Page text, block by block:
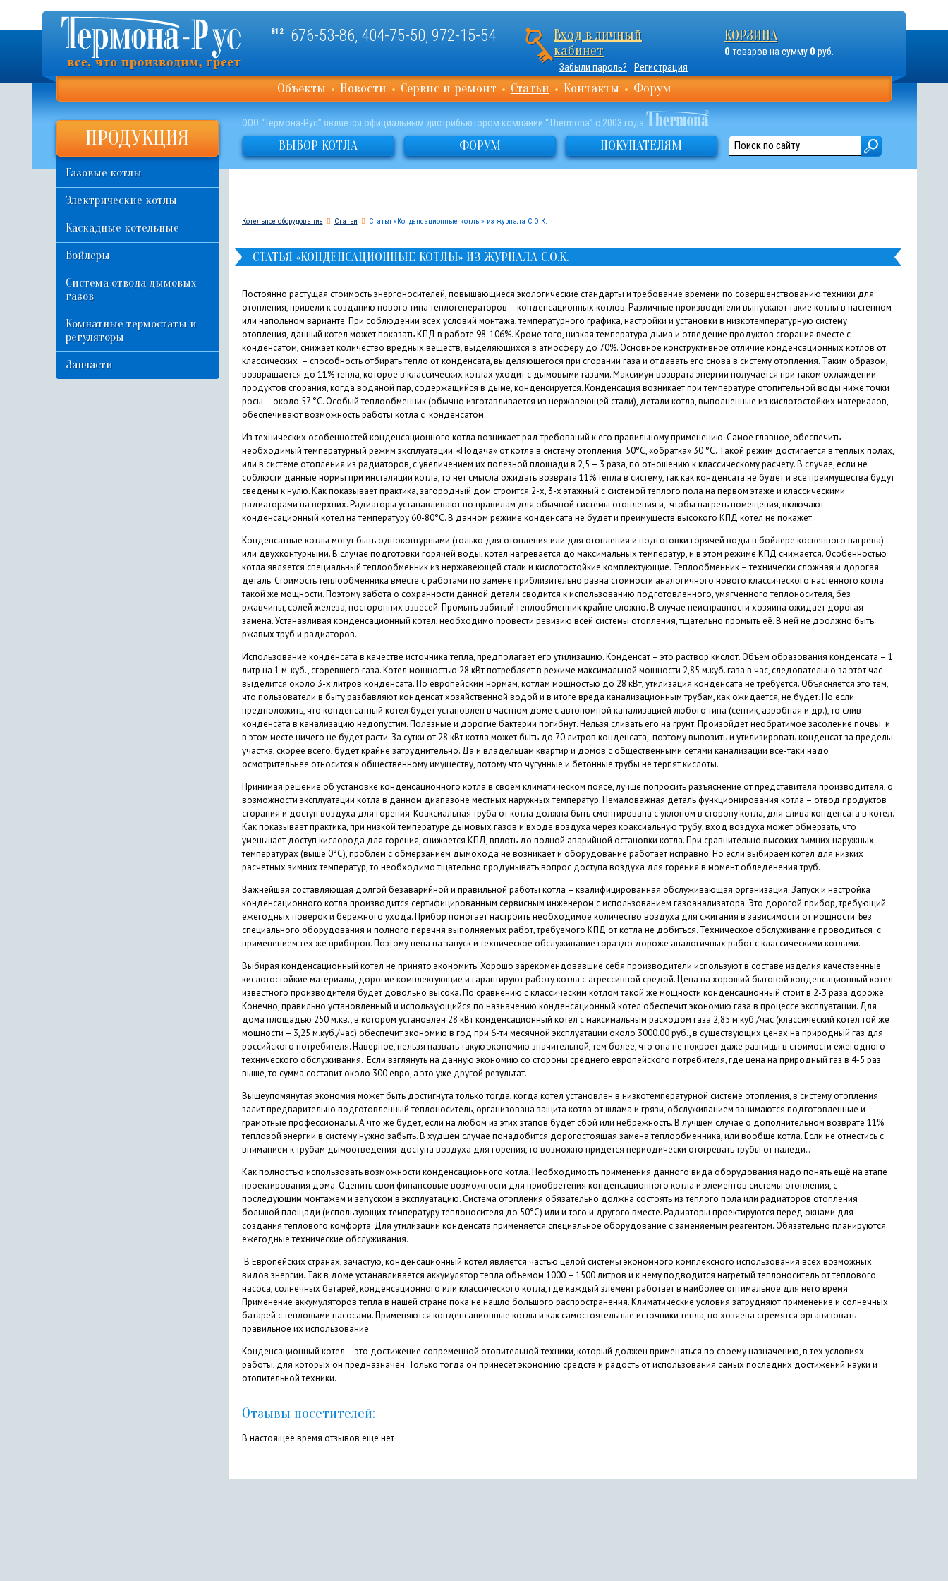
812 676-53-86, 404-75-50, 972-15-54
Вход в личный
кабинет
Регистрация
Забыли пароль?
КОРЗИНА
0 товаров на сумму 0 руб.
Объекты Новости Сервис и ремонт Статьи Контакты Форум
ООО “Термона-Рус” является официальным дистрибьютором компании “Thermona” с 2003 года
ВЫБОР КОТЛА ФОРУМ ПОКУПАТЕЛЯМ
ПРОДУКЦИЯ
Газовые котлы
Электрические котлы
Каскадные котельные
Бойлеры
Система отвода дымовых
газов
Комнатные термостаты и
регуляторы
Запчасти
Котельное оборудование Статьи Статья «Конденсационные котлы» из журнала С.О.К.
СТАТЬЯ «КОНДЕНСАЦИОННЫЕ КОТЛЫ» ИЗ ЖУРНАЛА С.О.К.
Постоянно растущая стоимость энергоносителей, повышающиеся экологические стандарты и требование времени по совершенствованию техники для
отопления, привели к созданию нового типа теплогенераторов – конденсационных котлов. Различные производители выпускают такие котлы в настенном
или напольном варианте. При соблюдении всех условий монтажа, температурного графика, настройки и установки в низкотемпературную систему
отопления, данный котел может показать КПД в работе 98-106%. Кроме того, низкая температура дыма и отведение продуктов сгорания вместе с
конденсатом, снижает количество вредных веществ, выделяющихся в атмосферу до 70%. Основное конструктивное отличие конденсационных котлов от
классических – способность отбирать тепло от конденсата, выделяющегося при сгорании газа и отдавать его снова в систему отопления. Таким образом,
возвращается до 11% тепла, которое в классических котлах уходит с дымовыми газами. Максимум возврата энергии получается при таком охлаждении
продуктов сгорания, когда водяной пар, содержащийся в дыме, конденсируется. Конденсация возникает при температуре отопительной воды ниже точки
росы – около 57 °C. Особый теплообменник (обычно изготавливается из нержавеющей стали), детали котла, выполненные из кислотостойких материалов,
обеспечивают возможность работы котла с конденсатом.
Из технических особенностей конденсационного котла возникает ряд требований к его правильному применению. Самое главное, обеспечить
необходимый температурный режим эксплуатации. «Подача» от котла в систему отопления 50°С, «обратка» 30 °С. Такой режим достигается в теплых полах,
или в системе отопления из радиаторов, с увеличением их полезной площади в 2,5 – 3 раза, по отношению к классическому расчету. В случае, если не
соблюсти данные нормы при инсталяции котла, то нет смысла ожидать возврата 11% тепла в систему, так как конденсата не будет и все преимущества будут
сведены к нулю. Как показывает практика, загородный дом строится 2-х, 3-х этажный с системой теплого пола на первом этаже и классическими
радиаторами на верхних. Радиаторы устанавливают по правилам для обычной системы отопления и, чтобы нагреть помещения, включают
конденсационный котел на температуру 60-80°С. В данном режиме конденсата не будет и преимуществ высокого КПД котел не покажет.
Конденсатные котлы могут быть одноконтурными (только для отопления или для отопления и подготовки горячей воды в бойлере косвенного нагрева)
или двухконтурными. В случае подготовки горячей воды, котел нагревается до максимальных температур, и в этом режиме КПД снижается. Особенностью
котла является специальный теплообменник из нержавеющей стали и кислотостойкие комплектующие. Теплообменник – технически сложная и дорогая
деталь. Стоимость теплообменника вместе с работами по замене приблизительно равна стоимости аналогичного нового классического настенного котла
такой же мощности. Поэтому забота о сохранности данной детали сводится к использованию подготовленного, умягченного теплоносителя, без
ржавчины, солей железа, посторонних взвесей. Промыть забитый теплообменник крайне сложно. В случае неисправности хозяина ожидает дорогая
замена. Устанавливая конденсационный котел, необходимо провести ревизию всей системы отопления, тщательно промыть её. В ней не доолжно быть
ржавых труб и радиаторов.
Использование конденсата в качестве источника тепла, предполагает его утилизацию. Конденсат – это раствор кислот. Объем образования конденсата – 1
литр на 1 м. куб., сгоревшего газа. Котел мощностью 28 кВт потребляет в режиме максимальной мощности 2,85 м.куб. газа в час, следовательно за этот час
выделится около 3-х литров конденсата. По европейским нормам, котлам мощностью до 28 кВт, утилизация конденсата не требуется. Объясняется это тем,
что пользователи в быту разбавляют конденсат хозяйственной водой и в итоге вреда канализационным трубам, как ожидается, не будет. Но если
предположить, что конденсатный котел будет установлен в частном доме с автономной канализацией любого типа (септик, аэробная и др.), то слив
конденсата в канализацию недопустим. Полезные и дорогие бактерии погибнут. Нельзя сливать его на грунт. Произойдет необратимое засоление почвы и
в этом месте ничего не будет расти. За сутки от 28 кВт котла может быть до 70 литров конденсата, поэтому вывозить и утилизировать конденсат за пределы
участка, скорее всего, будет крайне затруднительно. Да и владельцам квартир и домов с общественными сетями канализации всё-таки надо
осмотрительнее относится к общественному имуществу, потому что чугунные и бетонные трубы не терпят кислоты.
Принимая решение об установке конденсационного котла в своем климатическом поясе, лучше попросить разъяснение от представителя производителя, о
возможности эксплуатации котла в данном диапазоне местных наружных температур. Немаловажная деталь функционирования котла – отвод продуктов
сгорания и доступ воздуха для горения. Коаксиальная труба от котла должна быть смонтирована с уклоном в сторону котла, для слива конденсата в котел.
Как показывает практика, при низкой температуре дымовых газов и входе воздуха через коаксиальную трубу, вход воздуха может обмерзать, что
уменьшает доступ кислорода для горения, снижается КПД, вплоть до полной аварийной остановки котла. При сравнительно высоких зимних наружных
температурах (выше 0°С), проблем с обмерзанием дымохода не возникает и оборудование работает исправно. Но если выбираем котел для низких
расчетных зимних температур, то необходимо тщательно продумывать вопрос доступа воздуха для горения в момент обледенения труб.
Важнейшая составляющая долгой безаварийной и правильной работы котла – квалифицированная обслуживающая организация. Запуск и настройка
конденсационного котла производится сертифицированным сервисным инженером с использованием газоанализатора. Это дорогой прибор, требующий
ежегодных поверок и бережного ухода. Прибор помогает настроить необходимое количество воздуха для сжигания в зависимости от мощности. Без
специального оборудования и полного перечня выполняемых работ, требуемого КПД от котла не добиться. Техническое обслуживание проводиться с
применением тех же приборов. Поэтому цена на запуск и техническое обслуживание гораздо дороже аналогичных работ с классическими котлами.
Выбирая конденсационный котел не принято экономить. Хорошо зарекомендовавшие себя производители используют в составе изделия качественные
кислотостойкие материалы, дорогие комплектующие и гарантируют работу котла с агрессивной средой. Цена на хороший бытовой конденсационный котел
известного производителя будет довольно высока. По сравнению с классическим котлом такой же мощности конденсационный стоит в 2-3 раза дороже.
Конечно, правильно установленный и использующийся по назначению конденсационный котел обеспечит экономию газа в процессе эксплуатации. Для
дома площадью 250 м.кв., в котором установлен 28 кВт конденсационный котел с максимальным расходом газа 2,85 м.куб./час (классический котел той же
мощности – 3,25 м.куб./час) обеспечит экономию в год при 6-ти месячной эксплуатации около 3000.00 руб., в существующих ценах на природный газ для
российского потребителя. Наверное, нельзя назвать такую экономию значительной, тем более, что она не покроет даже разницы в стоимости ежегодного
технического обслуживания. Если взглянуть на данную экономию со стороны среднего европейского потребителя, где цена на природный газ в 4-5 раз
выше, то сумма составит около 300 евро, а это уже другой результат.
Вышеупомянутая экономия может быть достигнута только тогда, когда котел установлен в низкотемпературной системе отопления, в систему отопления
залит предварительно подготовленный теплоноситель, организована защита котла от шлама и грязи, обслуживанием занимаются подготовленные и
грамотные профессионалы. А что же будет, если на любом из этих этапов будет сбой или небрежность. В лучшем случае о дополнительном возврате 11%
тепловой энергии в систему нужно забыть. В худшем случае понадобится дорогостоящая замена теплообменника, или вообще котла. Если не отнестись с
вниманием к трубам дымоотведения-доступа воздуха для горения, то возможно придется периодически отогревать трубы от наледи..
Как полностью использовать возможности конденсационного котла. Необходимость применения данного вида оборудования надо понять ещё на этапе
проектирования дома. Оценить свои финансовые возможности для приобретения конденсационного котла и элементов системы отопления, с
последующим монтажем и запуском в эксплуатацию. Система отопления обязательно должна состоять из теплого пола или радиаторов отопления
большой площади (использующих температуру теплоносителя до 50°С) или и того и другого вместе. Радиаторы проектируются перед окнами для
создания теплового комфорта. Для утилизации конденсата применяется специальное оборудование с заменяемым реагентом. Обязательно планируются
ежегодные технические обслуживания.
В Европейских странах, зачастую, конденсационный котел является частью целой системы экономного комплексного использования всех возможных
видов энергии. Так в доме устанавливается аккумулятор тепла объемом 1000 – 1500 литров и к нему подводится нагретый теплоноситель от теплового
насоса, солнечных батарей, конденсационного или классического котла, где каждый элемент работает в наиболее оптимальное для него время.
Применение аккумуляторов тепла в нашей стране пока не нашло большого распространения. Климатические условия затрудняют применение и солнечных
батарей с тепловыми насосами. Применяются конденсационные котлы и как самостоятельные источники тепла, но хозяева стремятся организовать
правильное их использование.
Конденсационный котел – это достижение современной отопительной техники, который должен применяться по своему назначению, в тех условиях
работы, для которых он предназначен. Только тогда он принесет экономию средств и радость от использования самых последних достижений науки и
отопительной техники.
Отзывы посетителей:
В настоящее время отзывов еще нет